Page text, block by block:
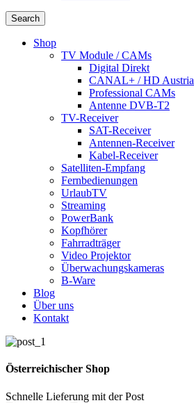
Search
Shop
TV Module / CAMs
Digital Direkt
CANAL+ / HD Austria
Professional CAMs
Antenne DVB-T2
TV-Receiver
SAT-Receiver
Antennen-Receiver
Kabel-Receiver
Satelliten-Empfang
Fernbedienungen
UrlaubTV
Streaming
PowerBank
Kopfhörer
Fahrradträger
Video Projektor
Überwachungskameras
B-Ware
Blog
Über uns
Kontakt
Österreichischer Shop
Schnelle Lieferung mit der Post